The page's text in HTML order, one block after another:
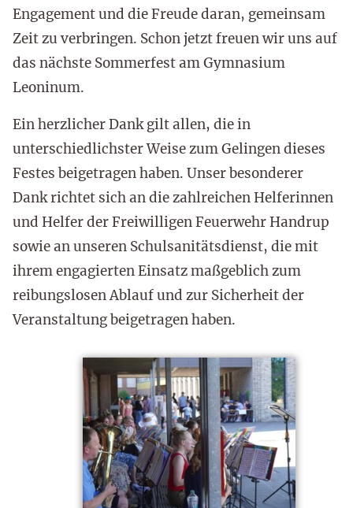
Engagement und die Freude daran, gemeinsam
Zeit zu verbringen. Schon jetzt freuen wir uns auf
das nächste Sommerfest am Gymnasium
Leoninum.
Ein herzlicher Dank gilt allen, die in
unterschiedlichster Weise zum Gelingen dieses
Festes beigetragen haben. Unser besonderer
Dank richtet sich an die zahlreichen Helferinnen
und Helfer der Freiwilligen Feuerwehr Handrup
sowie an unseren Schulsanitätsdienst, die mit
ihrem engagierten Einsatz maßgeblich zum
reibungslosen Ablauf und zur Sicherheit der
Veranstaltung beigetragen haben.